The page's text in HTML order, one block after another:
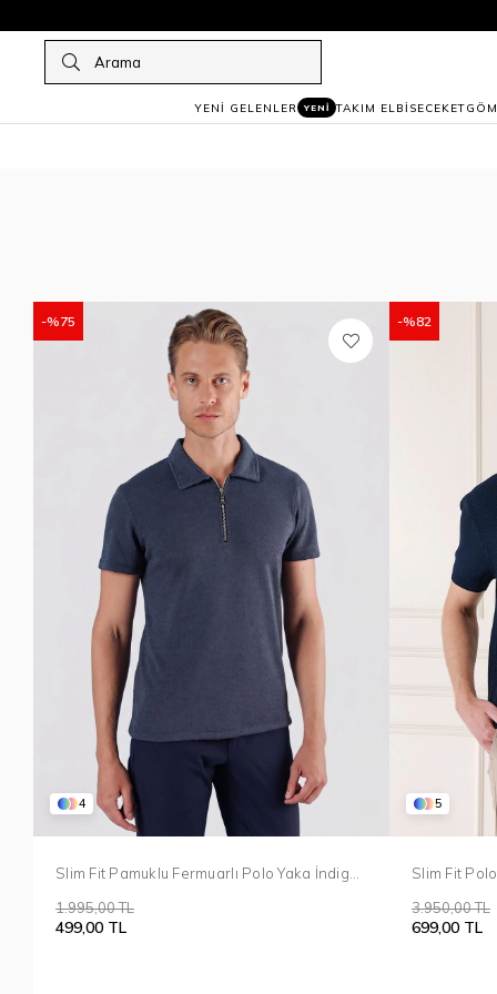
YENİ
YENİ GELENLER TAKIM ELBİSECEKET
4
Slim Fit Pamuklu Fermuarlı Polo Yaka İndigo
499,00 TL
1.995,00 TL
%75
5
Slim Fit
699,00 TL
3.950,00 TL
%82